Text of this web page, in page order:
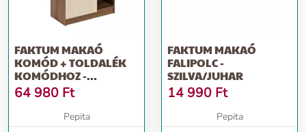
FAKTUM MAKAÓ
KOMÓD + TOLDALÉK
KOMÓDHOZ -
SZILVA/JUHAR
64 980 Ft
Pepita
FAKTUM MAKAÓ
FALIPOLC -
SZILVA/JUHAR
14 990 Ft
Pepita